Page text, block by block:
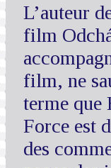
L’auteur
film
film, ne
terme que
Force est
des